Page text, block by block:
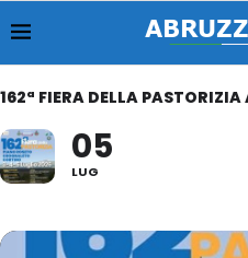
162ª FIERA DELLA PASTORIZIA
05
LUG